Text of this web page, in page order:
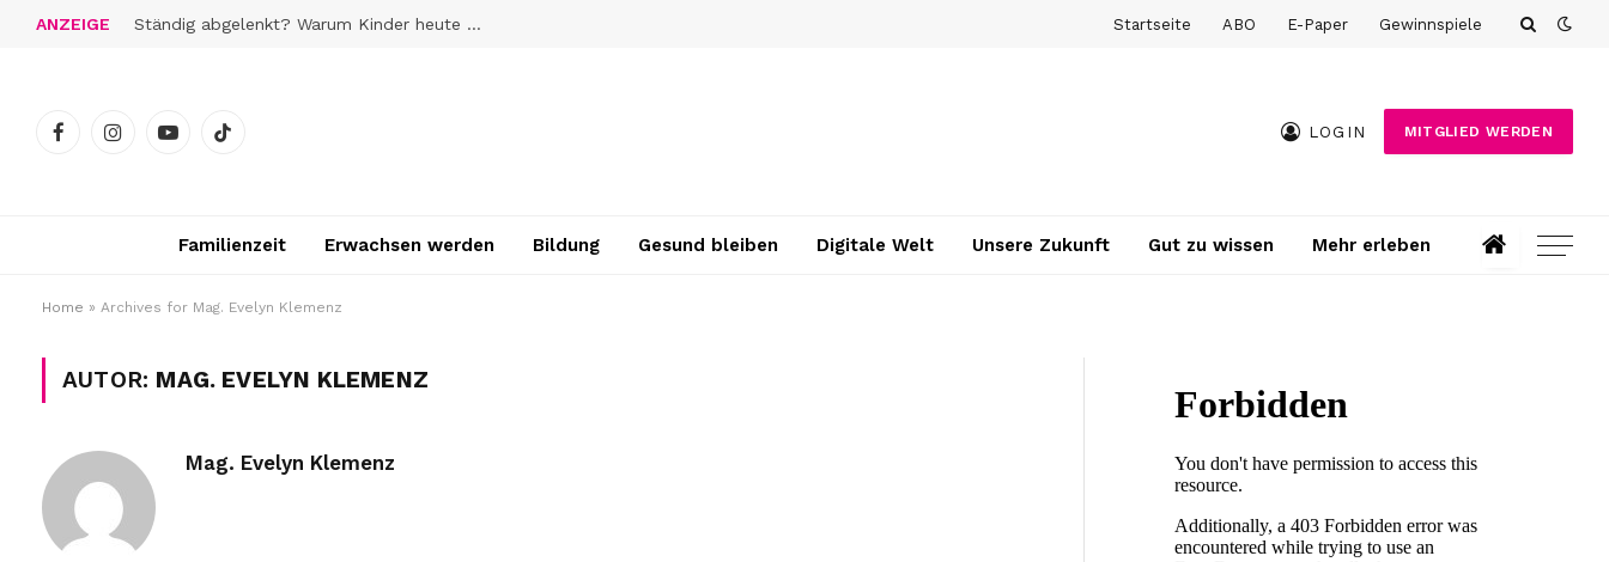
ANZEIGE Ständig abgelenkt? Warum Kinder heute schwerer zur Ruhe finden Startseite ABO E-Paper Gewinnspiele
FacebookInstagramYouTubeTikTok
LOGIN MITGLIED WERDEN
Familienzeit Erwachsen werden Bildung Gesund bleiben Digitale Welt Unsere Zukunft Gut zu wissen Mehr erleben
Home » Archives for Mag. Evelyn Klemenz
AUTOR: MAG. EVELYN KLEMENZ
Mag. Evelyn Klemenz